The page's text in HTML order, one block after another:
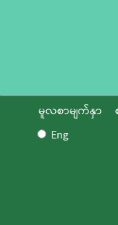
မူလစာမျက်နှာ
Eng